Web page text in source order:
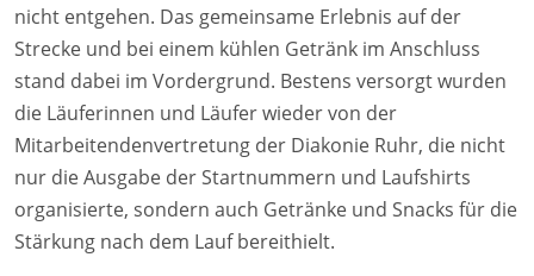
nicht entgehen. Das gemeinsame Erlebnis auf der
Strecke und bei einem kühlen Getränk im Anschluss
stand dabei im Vordergrund. Bestens versorgt wurden
die Läuferinnen und Läufer wieder von der
Mitarbeitendenvertretung der Diakonie Ruhr, die nicht
nur die Ausgabe der Startnummern und Laufshirts
organisierte, sondern auch Getränke und Snacks für die
Stärkung nach dem Lauf bereithielt.